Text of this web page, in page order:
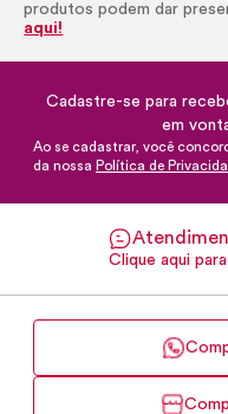
produtos podem dar
aqui!
Cadastre-se para
em
Ao se cadastrar, você
da nossa Política de
Clique aqui